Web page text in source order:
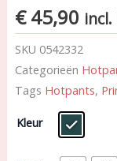
€45,90 incl.
SKU 0542332
Categorieën
Tags Hotpants,
Kleur
PrimaDonna